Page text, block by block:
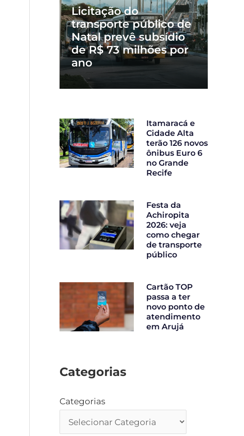
Licitação do
transporte público de
Natal prevê subsídio
de R$ 73 milhões por
ano
Itamaracá e
Cidade Alta
terão 126 novos
ônibus Euro 6
no Grande
Recife
Festa da
Achiropita
2026: veja
como chegar
de transporte
público
Cartão TOP
passa a ter
novo ponto de
atendimento
em Arujá
Categorias
Categorias